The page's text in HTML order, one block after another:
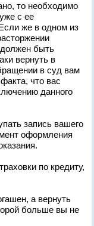
то необходимо
с ее
же в одном из
должен быть
вернуть в
в суд вам
что вас
данного
запись вашего
оформления
а вернуть
больше вы не